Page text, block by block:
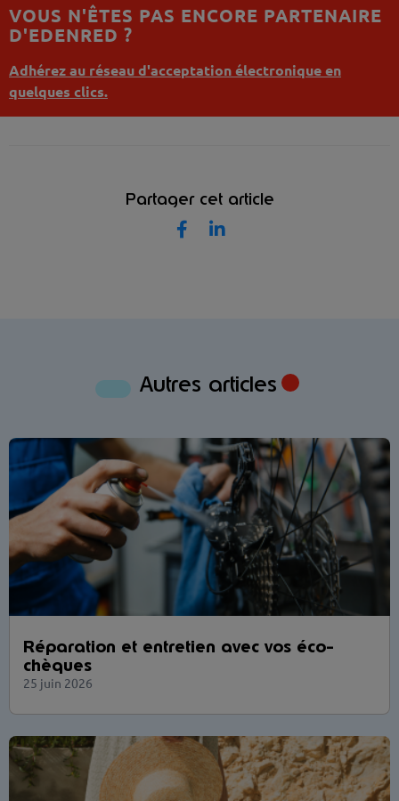
VOUS N'ÊTES PAS ENCORE PARTENAIRE
D'EDENRED ?
Adhérez au réseau d'acceptation électronique en
quelques clics.
Partager cet article
Autres articles
Réparation et entretien avec vos éco-
chèques
25 juin 2026